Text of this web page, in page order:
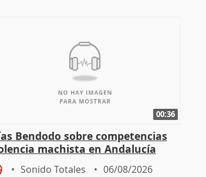
00:36
Bendodo sobre competencias
machista en Andalucía
Sonido Totales 06/08/2026